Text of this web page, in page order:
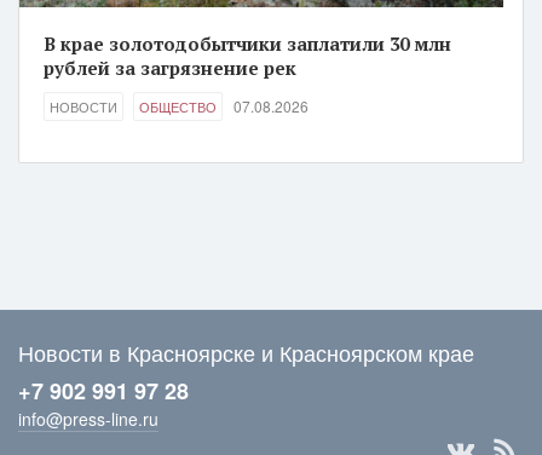
В крае золотодобытчики заплатили 30 млн
рублей за загрязнение рек
НОВОСТИ ОБЩЕСТВО 07.08.2026
Новости в Красноярске и Красноярском крае
+7 902 991 97 28
info@press-line.ru